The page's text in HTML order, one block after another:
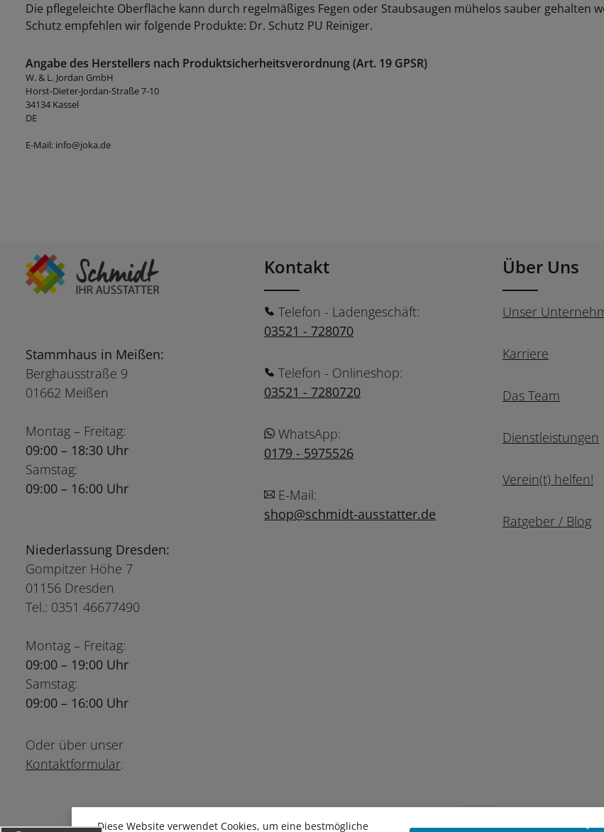
Die pflegeleichte Oberfläche kann durch regelmäßiges Fegen oder Staubsaugen mühelos sauber gehalten
Schutz empfehlen wir folgende Produkte: Dr. Schutz PU Reiniger.
Angabe des Herstellers nach Produktsicherheitsverordnung (Art. 19 GPSR)
W. & L. Jordan GmbH
Horst-Dieter-Jordan-Straße 7-10
34134 Kassel
DE
E-Mail: info@joka.de
Stammhaus in Meißen:
Berghausstraße 9
01662 Meißen
Montag – Freitag:
09:00 – 18:30 Uhr
Samstag:
09:00 – 16:00 Uhr
Niederlassung Dresden:
Gompitzer Höhe 7
01156 Dresden
Tel.: 0351 46677490
Montag – Freitag:
09:00 – 19:00 Uhr
Samstag:
09:00 – 16:00 Uhr
Oder über unser
Kontaktformular.
Kontakt
Telefon - Ladengeschäft:
03521 - 728070
Telefon - Onlineshop:
03521 - 7280720
WhatsApp:
0179 - 5975526
E-Mail:
shop@schmidt-ausstatter.de
Über Uns
Unser
Karriere
Das Team
Dienstleistungen
Verein(t) helfen!
Ratgeber / Blog
Diese Website verwendet Cookies, um eine bestmögliche